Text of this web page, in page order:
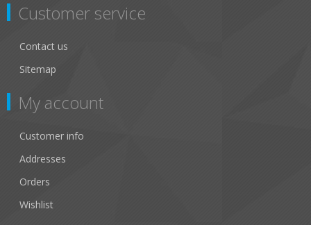
Customer service
Contact us
Sitemap
My account
Customer info
Addresses
Orders
Wishlist